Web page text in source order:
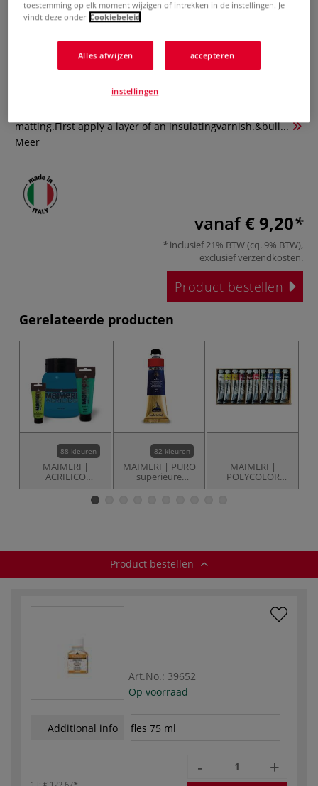
voor olieverf
0 Beoordeling
MAIMERI | MAT PICTURE VARNISH — slotvernis voor
resistant film.• Shake well before using.• Do not apply on
matting.First apply a layer of an insulatingvarnish.&bull...
Meer
vanaf€ 9,20
inclusief 21% BTW (cq. 9% BTW),
exclusiefverzendkosten.
Product bestellen
Gerelateerde producten
88 kleuren
MAIMERI |
ACRILICO
acrylverf — los
82 kleuren
MAIMERI | PURO
superieure
olieverf — los
MAIMERI |
POLYCOLOR
vinylverf — 10-set
Product bestellen
Art.No.: 39652
Op voorraad
Additional info fles 75 ml
- +
toestemming op elk moment wijzigen of intrekken in de instellingen. Je
vindt deze onder Cookiebeleid
Alles afwijzen accepteren
instellingen